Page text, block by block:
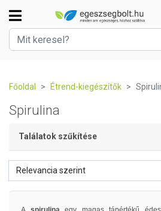
Főoldal Étrend-kiegészítők
Spirulina
Találatok szűkítése
Relevancia szerint